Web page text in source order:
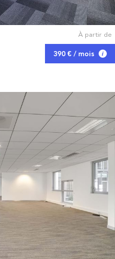
À partir de
390 € / mois